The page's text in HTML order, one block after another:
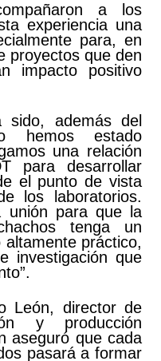
a los
experiencia una
para, en
proyectos que den
impacto positivo
además del
hemos estado
una relación
para desarrollar
el punto de vista
los laboratorios.
unión para que la
tenga un
práctico,
investigación que
León, director de
y producción
aseguró que cada
pasará a formar